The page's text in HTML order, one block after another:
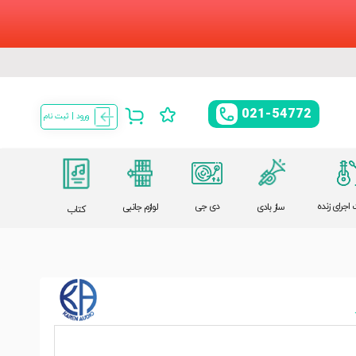
ورود | ثبت نام 021-54772
زنده ساز بادی دی جی لوازم جانبی کتاب